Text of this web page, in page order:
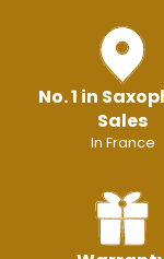
No. 1 in
Sales
In France